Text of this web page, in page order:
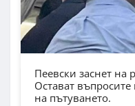
Пеевски заснет на
Остават
на пътуването.